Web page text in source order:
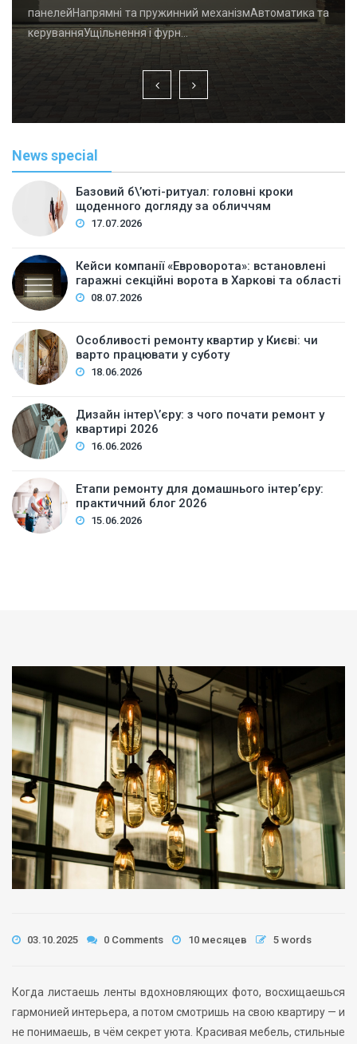
панелейНапрямні та пружинний механізмАвтоматика та
керуванняУщільнення і фурн…
News special
Базовий б\’юті-ритуал: головні кроки
щоденного догляду за обличчям
17.07.2026
Кейси компанії «Евроворота»: встановлені
гаражні секційні ворота в Харкові та області
08.07.2026
Особливості ремонту квартир у Києві: чи
варто працювати у суботу
18.06.2026
Дизайн інтер\’єру: з чого почати ремонт у
квартирі 2026
16.06.2026
Етапи ремонту для домашнього інтер’єру:
практичний блог 2026
15.06.2026
03.10.2025 0 Comments 10 месяцев 5 words
Когда листаешь ленты вдохновляющих фото, восхищаешься
гармонией интерьера, а потом смотришь на свою квартиру — и
не понимаешь, в чём секрет уюта. Красивая мебель, стильные